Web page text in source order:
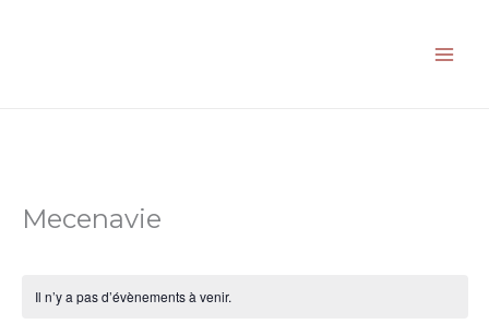
Mecenavie
Il n’y a pas d’évènements à venir.